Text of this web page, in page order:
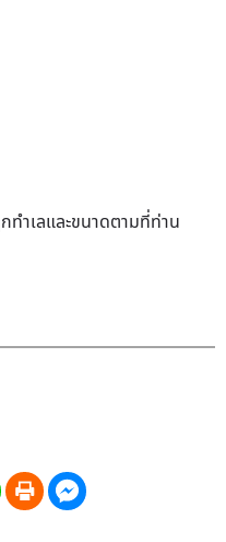
กทำเล​และขนาดตามที่ท่าน